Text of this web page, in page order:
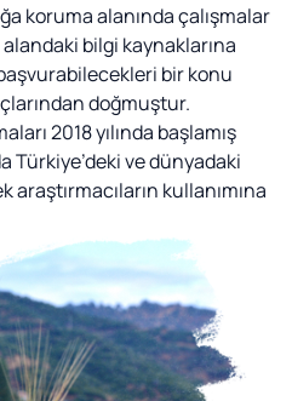
koruma alanında çalışmalar
bilgi kaynaklarına
bir konu
doğmuştur.
2018 yılında başlamış
Türkiye’deki ve dünyadaki
araştırmacıların kullanımına